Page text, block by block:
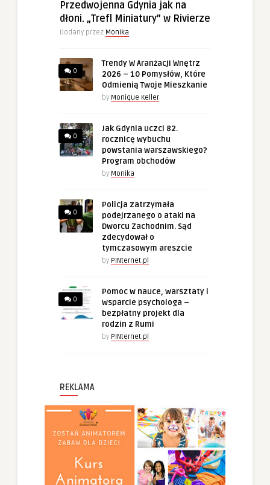
Przedwojenna Gdynia jak na
dłoni. „Trefl Miniatury” w Rivierze
Dodany przez Monika
0
Trendy W Aranżacji Wnętrz
2026 – 10 Pomysłów, Które
Odmienią Twoje Mieszkanie
by Monique Keller
0
Jak Gdynia uczci 82.
rocznicę wybuchu
powstania warszawskiego?
Program obchodów
by Monika
0
Policja zatrzymała
podejrzanego o ataki na
Dworcu Zachodnim. Sąd
zdecydował o
tymczasowym areszcie
by PINternet.pl
0
Pomoc w nauce, warsztaty i
wsparcie psychologa –
bezpłatny projekt dla
rodzin z Rumi
by PINternet.pl
REKLAMA